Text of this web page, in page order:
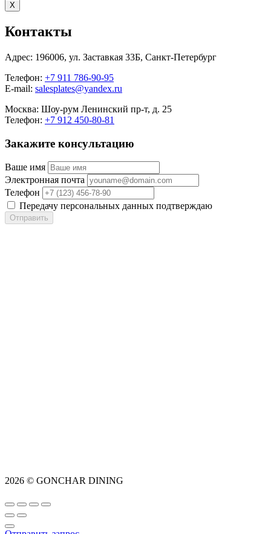
X
Контакты
Адрес: 196006, ул. Заставкая 33Б, Санкт-Петербург
Телефон: +7 911 786-90-95
E-mail: salesplates@yandex.ru
Москва: Шоу-рум Ленинский пр-т, д. 25
Телефон: +7 912 450-80-81
Закажите консультацию
Ваше имя
Электронная почта
Телефон
Передачу персональных данных подтверждаю
Отправить
2026 © GONCHAR DINING